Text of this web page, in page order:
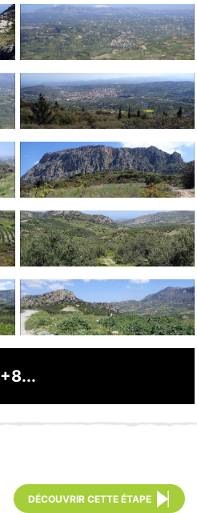
+8...
DÉCOUVRIR CETTE ÉTAPE